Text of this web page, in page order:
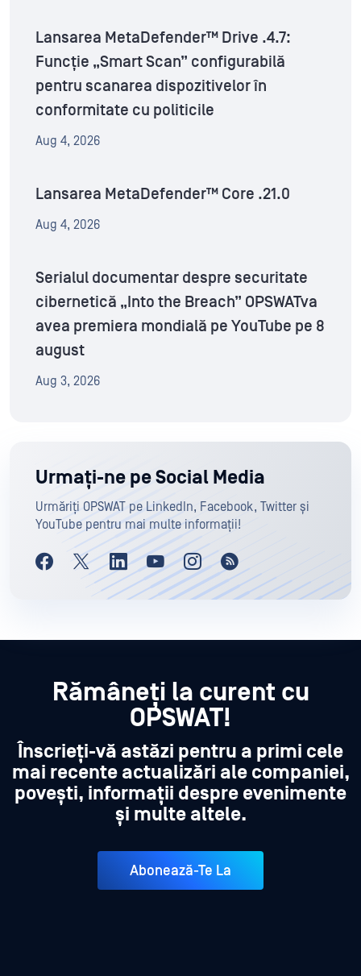
Lansarea MetaDefender™ Drive .4.7:
Funcție „Smart Scan” configurabilă
pentru scanarea dispozitivelor în
conformitate cu politicile
Aug 4, 2026
Lansarea MetaDefender™ Core .21.0
Aug 4, 2026
Serialul documentar despre securitate
cibernetică „Into the Breach” OPSWATva
avea premiera mondială pe YouTube pe 8
august
Aug 3, 2026
Urmați-ne pe Social Media
Urmăriți OPSWAT pe LinkedIn, Facebook, Twitter și
YouTube pentru mai multe informații!
Rămâneți la curent cu
OPSWAT!
Înscrieți-vă astăzi pentru a primi cele
mai recente actualizări ale companiei,
povești, informații despre evenimente
și multe altele.
Abonează-Te La